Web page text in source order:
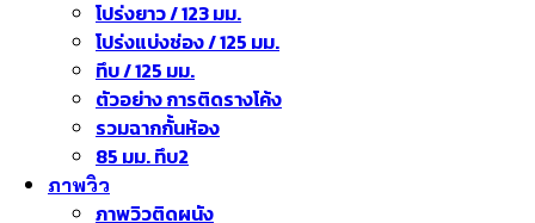
โปร่งยาว / 123 มม.
โปร่งแบ่งช่อง / 125 มม.
ทึบ / 125 มม.
ตัวอย่าง การติดรางโค้ง
รวมฉากกั้นห้อง
85 มม. ทึบ2
ภาพวิว
ภาพวิวติดผนัง